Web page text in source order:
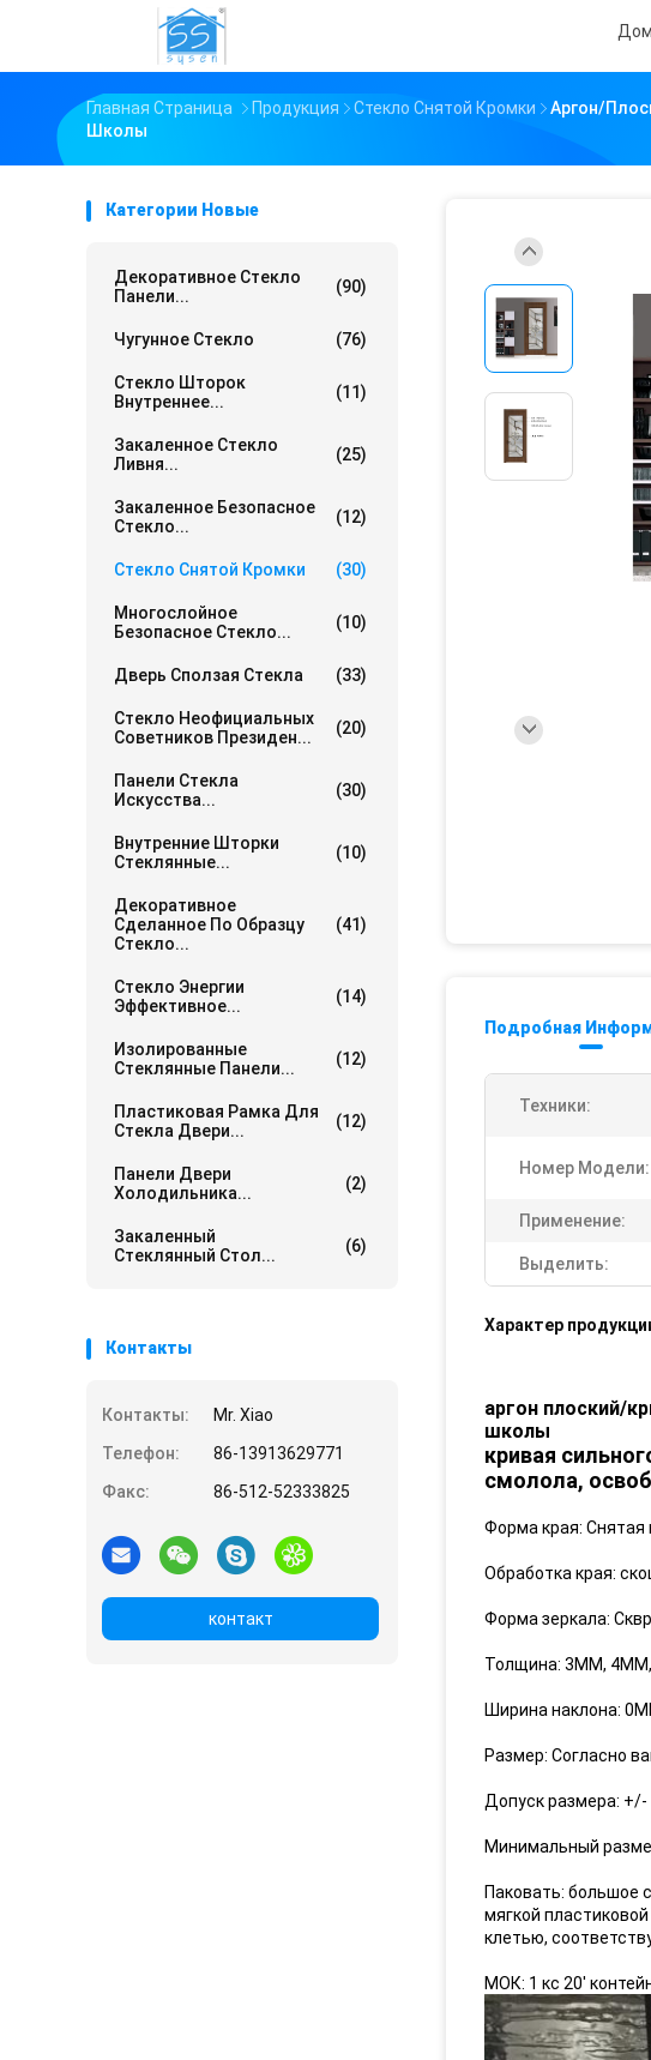
Дом
Главная Страница Продукция Стекло Снятой Кромки
Аргон/
Школы
Категории Новые
Декоративное Стекло
Панели...
(90)
Чугунное Стекло (76)
Стекло Шторок
Внутреннее...
(11)
Закаленное Стекло
Ливня...
(25)
Закаленное Безопасное
Стекло...
(12)
Стекло Снятой Кромки (30)
Многослойное
Безопасное Стекло...
(10)
Дверь Сползая Стекла (33)
Стекло Неофициальных
Советников Президен...
(20)
Панели Стекла
Искусства...
(30)
Внутренние Шторки
Стеклянные...
(10)
Декоративное
Сделанное По Образцу
Стекло...
(41)
Стекло Энергии
Эффективное...
(14)
Изолированные
Стеклянные Панели...
(12)
Пластиковая Рамка Для
Стекла Двери...
(12)
Панели Двери
Холодильника...
(2)
Закаленный
Стеклянный Стол...
(6)
Контакты
Контакты:
Mr. Xiao
Телефон:
86-13913629771
Факс:
86-512-52333825
контакт
Подробная
Техники:
Номер Модели:
Применение:
Выделить:
Характер
аргон плоский/
школы
кривая
смолола,
Форма края: Снятая
Обработка края:
Форма зеркала:
Толщина: 3ММ,
Ширина наклона:
Размер: Согласно
Допуск размера: +/-
Минимальный
Паковать: большое
мягкой
клетью,
МОК: 1 кс 20'